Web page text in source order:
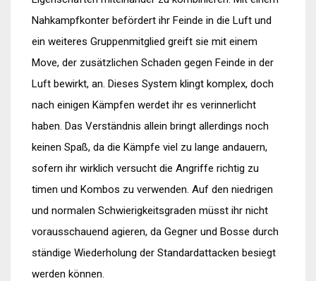
Nahkampfkonter befördert ihr Feinde in die Luft und
ein weiteres Gruppenmitglied greift sie mit einem
Move, der zusätzlichen Schaden gegen Feinde in der
Luft bewirkt, an. Dieses System klingt komplex, doch
nach einigen Kämpfen werdet ihr es verinnerlicht
haben. Das Verständnis allein bringt allerdings noch
keinen Spaß, da die Kämpfe viel zu lange andauern,
sofern ihr wirklich versucht die Angriffe richtig zu
timen und Kombos zu verwenden. Auf den niedrigen
und normalen Schwierigkeitsgraden müsst ihr nicht
vorausschauend agieren, da Gegner und Bosse durch
ständige Wiederholung der Standardattacken besiegt
werden können.